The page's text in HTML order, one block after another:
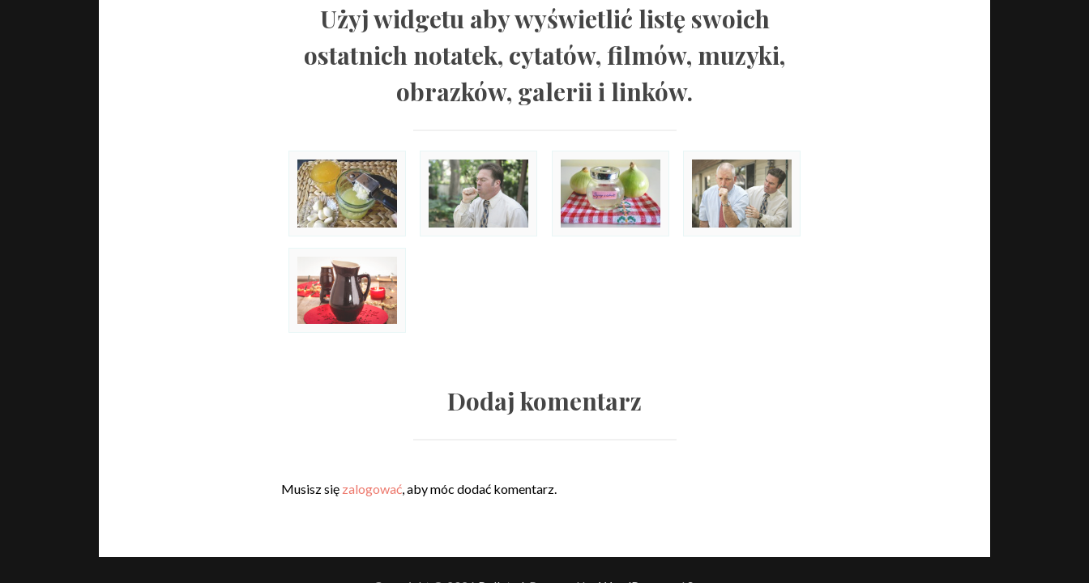
Użyj widgetu aby wyświetlić listę swoich
ostatnich notatek, cytatów, filmów, muzyki,
obrazków, galerii i linków.
Dodaj komentarz
Musisz się zalogować, aby móc dodać komentarz.